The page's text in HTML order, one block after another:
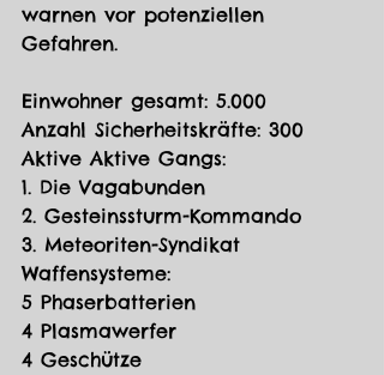
warnen vor potenziellen
Gefahren.
Einwohner gesamt: 5.000
Anzahl Sicherheitskräfte: 300
Aktive Aktive Gangs:
1. Die Vagabunden
2. Gesteinssturm-Kommando
3. Meteoriten-Syndikat
Waffensysteme:
5 Phaserbatterien
4 Plasmawerfer
4 Geschütze